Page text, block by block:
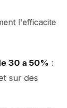
l'efficacite
30 a 50% :
sur des